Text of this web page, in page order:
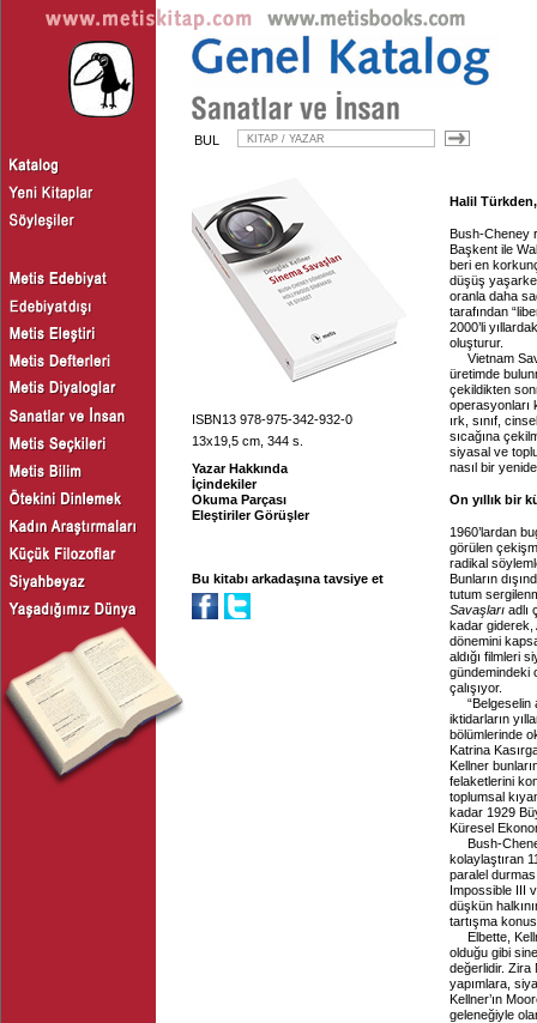
BUL
ISBN13 978-975-342-932-0
13x19,5 cm, 344 s.
Yazar Hakkında
İçindekiler
Okuma Parçası
Eleştiriler Görüşler
Bu kitabı arkadaşına tavsiye et
Halil
Bush-Cheney
Başkent ile
beri en
düşüş
oranla daha
tarafından
2000’li
oluşturur.
Vietnam
üretimde
çekildikten
operasyonları
ırk, sınıf,
sıcağına
siyasal ve
nasıl bir
On yıllık bir
1960’lardan
görülen
radikal
Bunların
tutum
Savaşları adlı
kadar giderek,
dönemini
aldığı filmleri
gündemindeki
çalışıyor.
“Belgeselin
iktidarların
bölümlerinde
Katrina
Kellner
felaketlerini
toplumsal
kadar 1929
Küresel
Bush-
kolaylaştıran
paralel
Impossible III
düşkün
tartışma
Elbette,
olduğu gibi
değerlidir. Zira
yapımlara,
Kellner’ın
geleneğiyle